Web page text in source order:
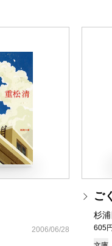
2006/06/28
ご
杉
605円